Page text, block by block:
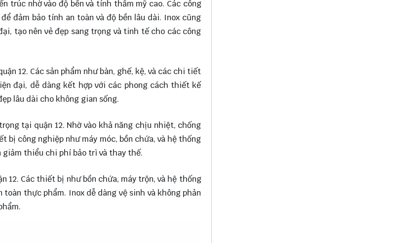
trúc nhờ vào độ bền và tính thẩm mỹ cao. Các công
đảm bảo tính an toàn và độ bền lâu dài. Inox cũng
tạo nên vẻ đẹp sang trọng và tinh tế cho các công
12. Các sản phẩm như bàn, ghế, kệ, và các chi tiết
đại, dễ dàng kết hợp với các phong cách thiết kế
lâu dài cho không gian sống.
tại quận 12. Nhờ vào khả năng chịu nhiệt, chống
bị công nghiệp như máy móc, bồn chứa, và hệ thống
giảm thiểu chi phí bảo trì và thay thế.
12. Các thiết bị như bồn chứa, máy trộn, và hệ thống
thực phẩm. Inox dễ dàng vệ sinh và không phản